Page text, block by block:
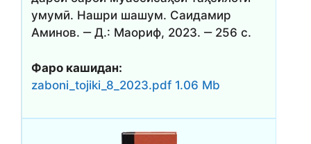
умумӣ. Нашри шашум. Саидамир
Аминов. ‒ Д.: Маориф, 2023. ‒ 256 с.
Фаро кашидан:
zaboni_tojiki_8_2023.pdf 1.06 Mb